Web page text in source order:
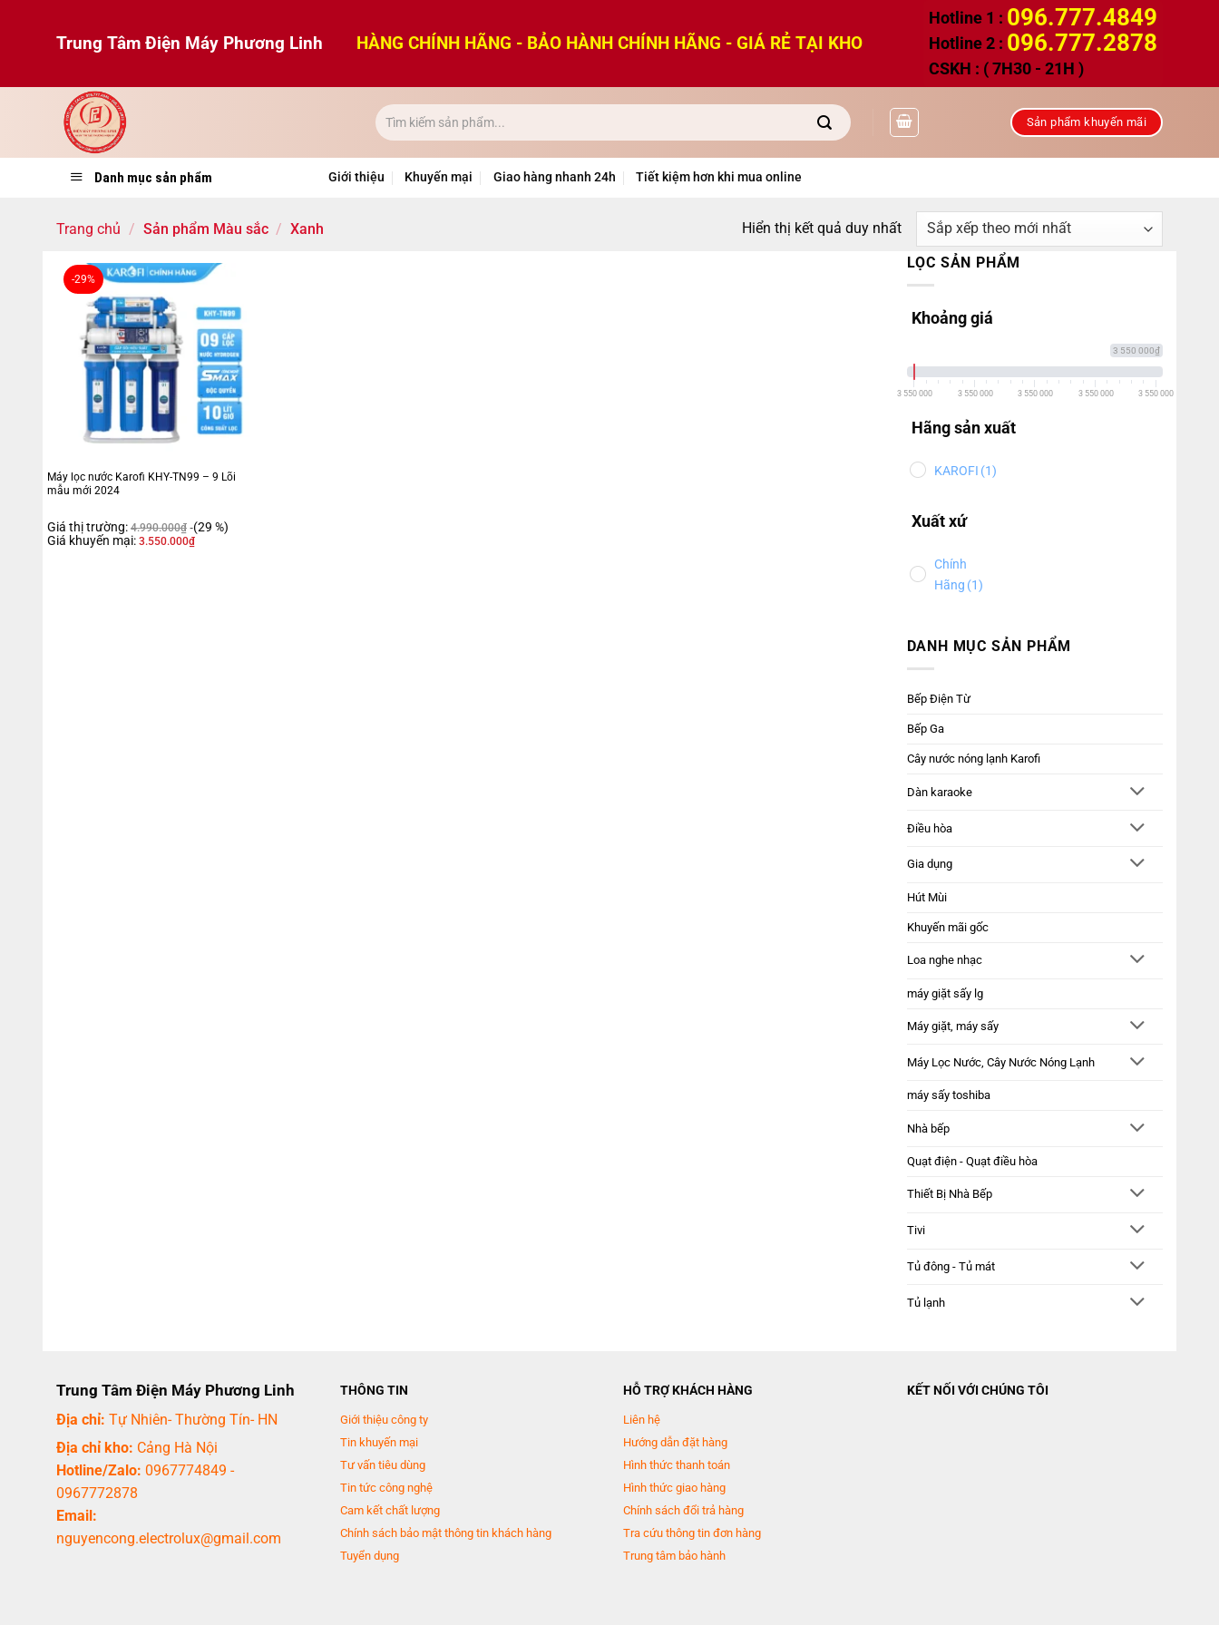
Trung Tâm Điện Máy Phương Linh HÀNG CHÍNH HÃNG - BẢO HÀNH CHÍNH HÃNG - GIÁ RẺ TẠI KHO
Hotline 1 : 096.777.4849
Hotline 2 : 096.777.2878
CSKH : ( 7H30 - 21H )
Sản phẩm khuyến mãi
Danh mục sản phẩm Giới thiệu Khuyến mại Giao hàng nhanh 24h Tiết kiệm hơn khi mua online
Trang chủ / Sản phẩm Màu sắc / Xanh Hiển thị kết quả duy nhất
-29%
Máy lọc nước Karofi KHY-TN99 – 9 Lõi
mẫu mới 2024
Giá thị trường: 4.990.000₫ (29 %)
Giá khuyến mại: 3.550.000₫
LỌC SẢN PHẨM
Khoảng giá
3 550 000₫
3 550 000 3 550 000 3 550 000 3 550 000 3 550 000
Hãng sản xuất
KAROFI (1)
Xuất xứ
Chính
Hãng (1)
DANH MỤC SẢN PHẨM
Bếp Điện Từ
Bếp Ga
Cây nước nóng lạnh Karofi
Dàn karaoke
Điều hòa
Gia dụng
Hút Mùi
Khuyến mãi gốc
Loa nghe nhạc
máy giặt sấy lg
Máy giặt, máy sấy
Máy Lọc Nước, Cây Nước Nóng Lạnh
máy sấy toshiba
Nhà bếp
Quạt điện - Quạt điều hòa
Thiết Bị Nhà Bếp
Tivi
Tủ đông - Tủ mát
Tủ lạnh
Trung Tâm Điện Máy Phương Linh
Địa chỉ: Tự Nhiên- Thường Tín- HN
Địa chỉ kho: Cảng Hà Nội
Hotline/Zalo: 0967774849 -
0967772878
Email:
nguyencong.electrolux@gmail.com
THÔNG TIN
Giới thiệu công ty
Tin khuyến mại
Tư vấn tiêu dùng
Tin tức công nghệ
Cam kết chất lượng
Chính sách bảo mật thông tin khách hàng
Tuyển dụng
HỖ TRỢ KHÁCH HÀNG
Liên hệ
Hướng dẫn đặt hàng
Hình thức thanh toán
Hình thức giao hàng
Chính sách đổi trả hàng
Tra cứu thông tin đơn hàng
Trung tâm bảo hành
KẾT NỐI VỚI CHÚNG TÔI